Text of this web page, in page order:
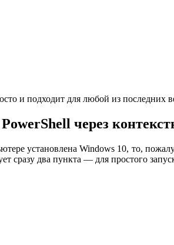
и подходит для любой из последних
через
установлена Windows 10, то,
сразу два пункта — для простого